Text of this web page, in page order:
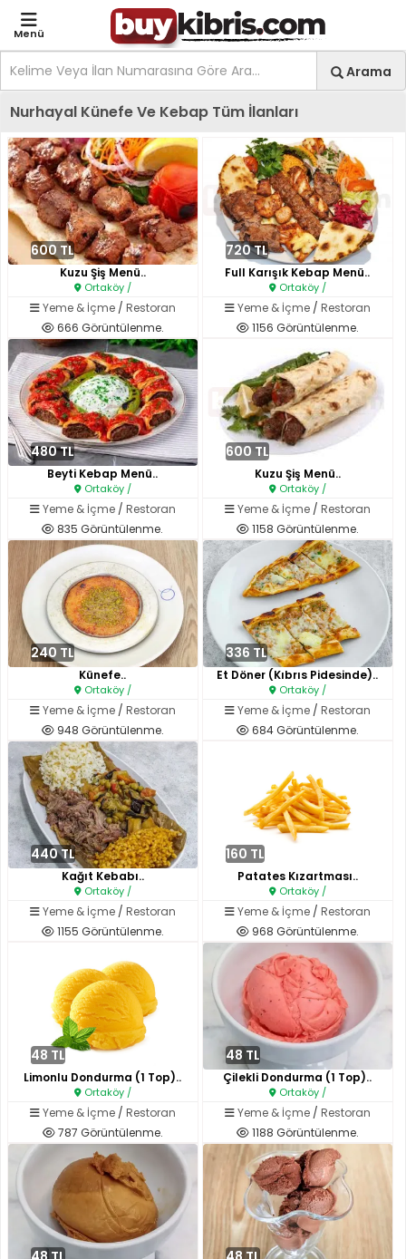
Menü
Ara
Arama
Kıbrıs İlan Platformu |
Nurhayal Künefe Ve Kebap Tüm İlanları
600 TL
Kuzu Şiş Menü..
Ortaköy /
Yeme & İçme/ Restoran
666 Görüntülenme.
720 TL
Full Karışık Kebap Menü..
Ortaköy /
Yeme & İçme/ Restoran
1156 Görüntülenme.
480 TL
Beyti Kebap Menü..
Ortaköy /
Yeme & İçme/ Restoran
835 Görüntülenme.
600 TL
Kuzu Şiş Menü..
Ortaköy /
Yeme & İçme/ Restoran
1158 Görüntülenme.
240 TL
Künefe..
Ortaköy /
Yeme & İçme/ Restoran
948 Görüntülenme.
336 TL
Et Döner (Kıbrıs Pidesinde)..
Ortaköy /
Yeme & İçme/ Restoran
684 Görüntülenme.
440 TL
Kağıt Kebabı..
Ortaköy /
Yeme & İçme/ Restoran
1155 Görüntülenme.
160 TL
Patates Kızartması..
Ortaköy /
Yeme & İçme/ Restoran
968 Görüntülenme.
48 TL
Limonlu Dondurma (1 Top)..
Ortaköy /
Yeme & İçme/ Restoran
787 Görüntülenme.
48 TL
Çilekli Dondurma (1 Top)..
Ortaköy /
Yeme & İçme/ Restoran
1188 Görüntülenme.